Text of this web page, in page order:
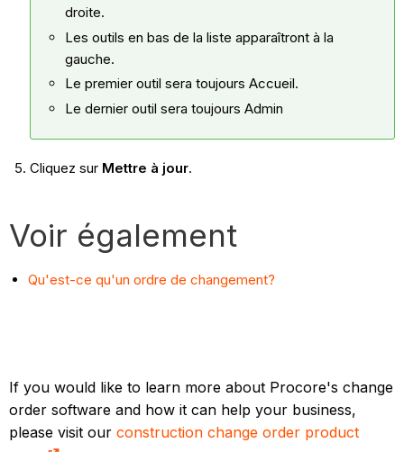
droite.
Les outils en bas de la liste apparaîtront à la
gauche.
Le premier outil sera toujours Accueil.
Le dernier outil sera toujours Admin
Cliquez sur Mettre à jour.
Voir également
Qu'est-ce qu'un ordre de changement?
If you would like to learn more about Procore's change
order software and how it can help your business,
please visit ourconstruction change order product